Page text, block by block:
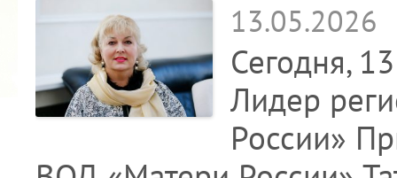
13.05.2026
Сегодня,
Лидер
России»